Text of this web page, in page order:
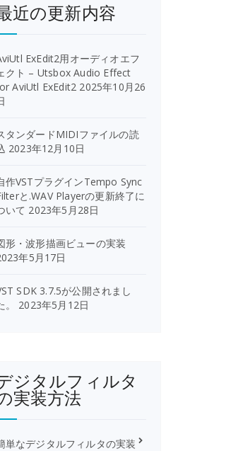
近の更新内容
ExEdit2用オーディオエフ
クト – Utsbox Audio Effect
AviUtl ExEdit2 2025年10月26
タンダードMIDIファイルの読
2023年12月10日
作VSTプラグインTempo Sync
と.WAV Playerの更新終了に
いて 2023年5月28日
形・波形描画ビューの実装
年5月17日
SDK 3.7.5が公開されまし
。
2023年5月12日
ジタルフィルタ
実装方法
単なデジタルフィルタの実装